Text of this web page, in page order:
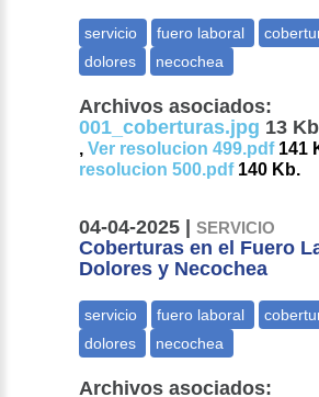
Archivos asociados:
001_coberturas.jpg 13
,Ver resolucion 499.pdf141
resolucion 500.pdf140 Kb.
04-04-2025 |SERVICIO
Coberturas en el Fuero
Dolores y Necochea
Archivos asociados: